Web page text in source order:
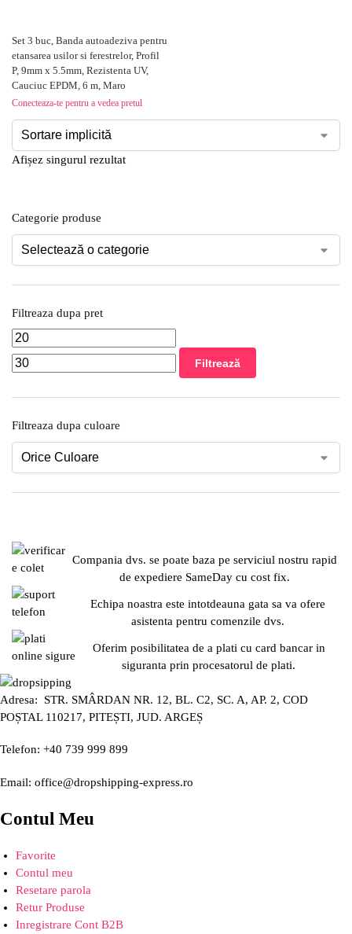
Set 3 buc, Banda autoadeziva pentru
etansarea usilor si ferestrelor, Profil
P, 9mm x 5.5mm, Rezistenta UV,
Cauciuc EPDM, 6 m, Maro
Conecteaza-te pentru a vedea pretul
Afișez singurul rezultat
Categorie produse
Filtreaza dupa pret
Filtrează
Filtreaza dupa culoare
Compania dvs. se poate baza pe serviciul nostru rapid
de expediere SameDay cu cost fix.
Echipa noastra este intotdeauna gata sa va ofere
asistenta pentru comenzile dvs.
Oferim posibilitatea de a plati cu card bancar in
siguranta prin procesatorul de plati.
Adresa: STR. SMÂRDAN NR. 12, BL. C2, SC. A, AP. 2, COD
POȘTAL 110217, PITEȘTI, JUD. ARGEȘ
Telefon: +40 739 999 899
Email: office@dropshipping-express.ro
Contul Meu
Favorite
Contul meu
Resetare parola
Retur Produse
Inregistrare Cont B2B